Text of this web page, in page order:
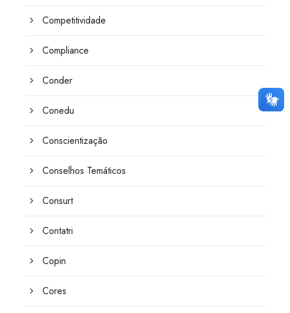
Competitividade
Compliance
Conder
Conedu
Conscientização
Conselhos Temáticos
Consurt
Contatri
Copin
Cores